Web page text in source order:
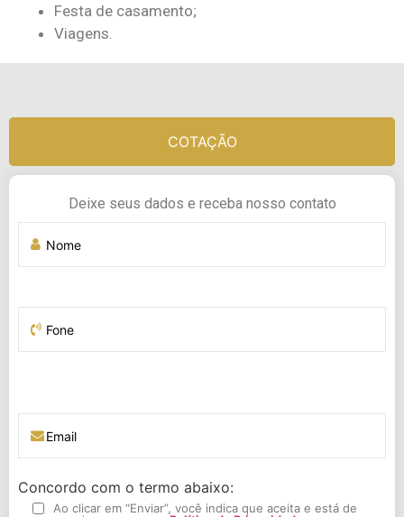
Festa de casamento;
Viagens.
COTAÇÃO
Deixe seus dados e receba nosso contato
Concordo com o termo abaixo:
Ao clicar em “Enviar”, você indica que aceita e está de